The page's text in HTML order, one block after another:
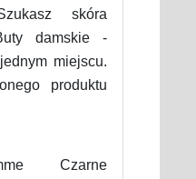
skóra
damskie -
miejscu.
produktu
Czarne